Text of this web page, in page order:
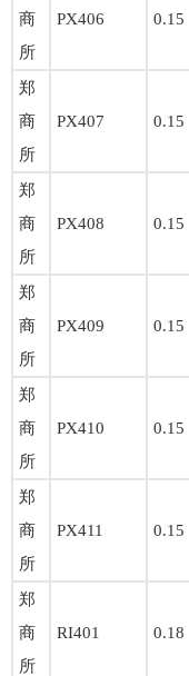
商
所
PX406 0.15
郑
商
所
PX407 0.15
郑
商
所
PX408 0.15
郑
商
所
PX409 0.15
郑
商
所
PX410 0.15
郑
商
所
PX411 0.15
郑
商
所
RI401 0.18